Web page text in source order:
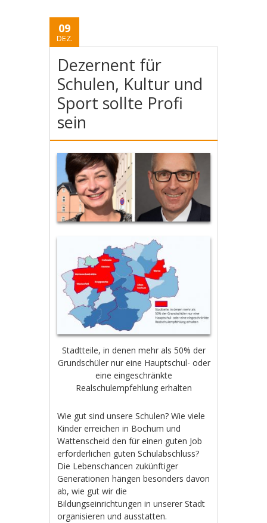
09
DEZ.
Dezernent für
Schulen, Kultur und
Sport sollte Profi
sein
Stadtteile, in denen mehr als 50% der
Grundschüler nur eine Hauptschul- oder
eine eingeschränkte
Realschulempfehlung erhalten
Wie gut sind unsere Schulen? Wie viele
Kinder erreichen in Bochum und
Wattenscheid den für einen guten Job
erforderlichen guten Schulabschluss?
Die Lebenschancen zukünftiger
Generationen hängen besonders davon
ab, wie gut wir die
Bildungseinrichtungen in unserer Stadt
organisieren und ausstatten.